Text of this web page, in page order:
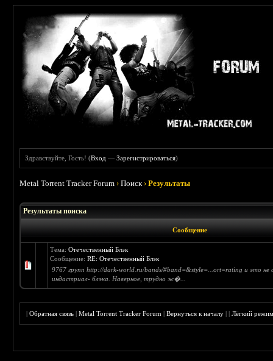
Здравствуйте, Гость! (Вход —Зарегистрироваться)
Metal Torrent Tracker Forum ›Поиск ›Результаты
Результаты поиска
Сообщение
Тема:Отечественный Блэк
Сообщение:RE: Отечественный Блэк
9767 групп http://dark-world.ru/bands/#band=&style=...ort=rating и это
индастриал- блэка. Наверное, трудно ж�...
|Обратная связь |Metal Torrent Tracker Forum |Вернуться к началу ||Лёгкий